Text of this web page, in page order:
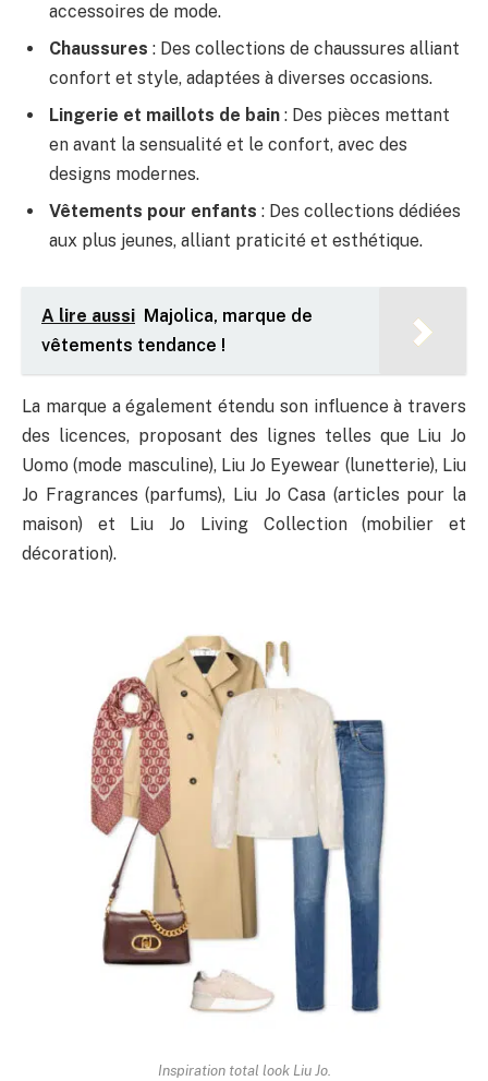
accessoires de mode.
Chaussures : Des collections de chaussures alliant
confort et style, adaptées à diverses occasions.
Lingerie et maillots de bain : Des pièces mettant
en avant la sensualité et le confort, avec des
designs modernes.
Vêtements pour enfants : Des collections dédiées
aux plus jeunes, alliant praticité et esthétique.
A lire aussi Majolica, marque de
vêtements tendance !
La marque a également étendu son influence à travers
des licences, proposant des lignes telles que Liu Jo
Uomo (mode masculine), Liu Jo Eyewear (lunetterie), Liu
Jo Fragrances (parfums), Liu Jo Casa (articles pour la
maison) et Liu Jo Living Collection (mobilier et
décoration).
Inspiration total look Liu Jo.